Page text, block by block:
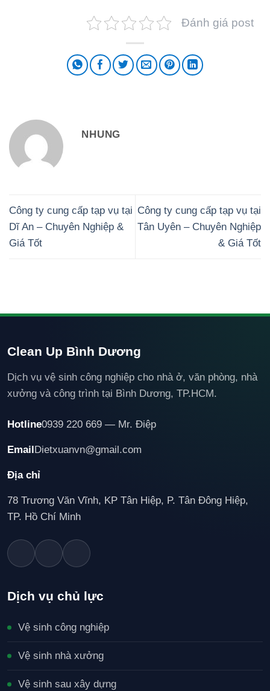
Đánh giá post
NHUNG
Công ty cung cấp tạp vụ tại
Dĩ An – Chuyên Nghiệp &
Giá Tốt
Công ty cung cấp tạp vụ tại
Tân Uyên – Chuyên Nghiệp
& Giá Tốt
Clean Up Bình Dương
Dịch vụ vệ sinh công nghiệp cho nhà ở, văn phòng, nhà
xưởng và công trình tại Bình Dương, TP.HCM.
Hotline0939 220 669 — Mr. Điệp
EmailDietxuanvn@gmail.com
Địa chỉ
78 Trương Văn Vĩnh, KP Tân Hiệp, P. Tân Đông Hiệp,
TP. Hồ Chí Minh
Dịch vụ chủ lực
Vệ sinh công nghiệp
Vệ sinh nhà xưởng
Vệ sinh sau xây dựng